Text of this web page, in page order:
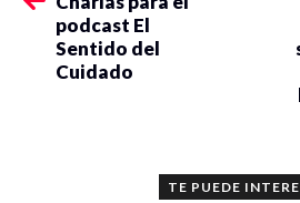
podcast El
Sentido del
Cuidado
TE PUEDE